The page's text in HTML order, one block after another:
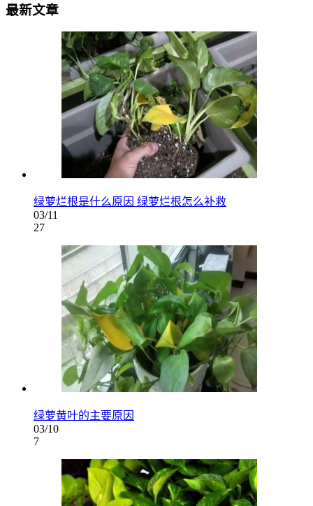
最新文章
绿萝烂根是什么原因 绿萝烂根怎么补救
03/11
27
绿萝黄叶的主要原因
03/10
7